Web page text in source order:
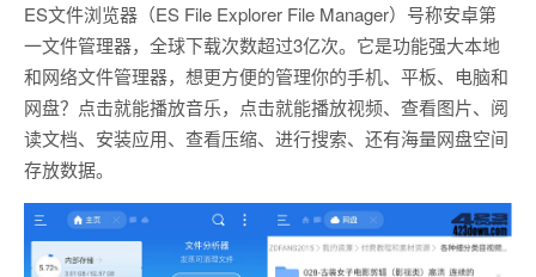
ES文件浏览器（ES File Explorer File Manager）号称安卓第
一文件管理器，全球下载次数超过3亿次。它是功能强大本地
和网络文件管理器，想更方便的管理你的手机、平板、电脑和
网盘？点击就能播放音乐，点击就能播放视频、查看图片、阅
读文档、安装应用、查看压缩、进行搜索、还有海量网盘空间
存放数据。